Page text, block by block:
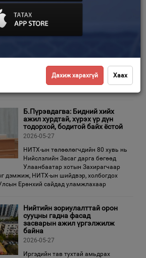
Нийслэлийн Онцгой
комиссын 2026 оны
бэлэн байдал, хэрэгжүүлж буй арга
Б.Пүрэвдагва: Бидний хийх
ажил хурдтай, хүрэх үр дүн
тодорхой, бодитой байх ёстой
2026-05-27
НИТХ-ын төлөөлөгчдийн 80 хувь нь
Нийслэлийн Засаг дарга бөгөөд
Улаанбаатар хотын Захирагчаар
дэмжиж, НИТХ-ын шийдвэр, холбогдох
Ерөнхий сайдад уламжлахаар
Нийтийн зориулалттай орон
сууцны гадна фасад
засварын ажил үргэлжилж
байна
2026-05-27
Иргэдийн тав тухтай амьдрах
Дахиж харахгүй Хаах